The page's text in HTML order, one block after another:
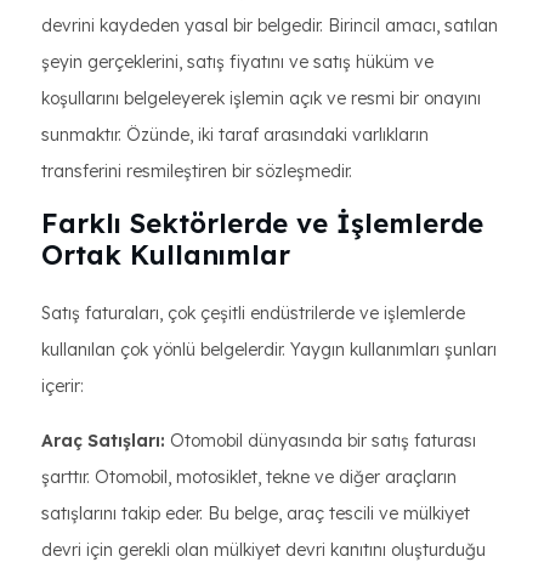
devrini kaydeden yasal bir belgedir. Birincil amacı, satılan
şeyin gerçeklerini, satış fiyatını ve satış hüküm ve
koşullarını belgeleyerek işlemin açık ve resmi bir onayını
sunmaktır. Özünde, iki taraf arasındaki varlıkların
transferini resmileştiren bir sözleşmedir.
Farklı Sektörlerde ve İşlemlerde
Ortak Kullanımlar
Satış faturaları, çok çeşitli endüstrilerde ve işlemlerde
kullanılan çok yönlü belgelerdir. Yaygın kullanımları şunları
içerir:
Araç Satışları: Otomobil dünyasında bir satış faturası
şarttır. Otomobil, motosiklet, tekne ve diğer araçların
satışlarını takip eder. Bu belge, araç tescili ve mülkiyet
devri için gerekli olan mülkiyet devri kanıtını oluşturduğu